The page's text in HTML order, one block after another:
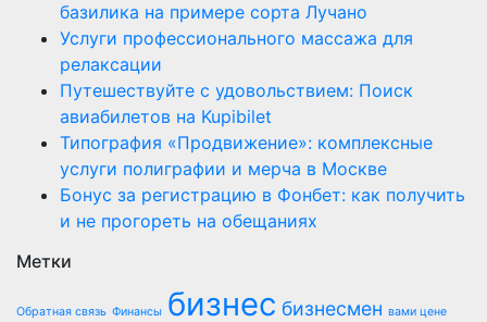
базилика на примере сорта Лучано
Услуги профессионального массажа для
релаксации
Путешествуйте с удовольствием: Поиск
авиабилетов на Kupibilet
Типография «Продвижение»: комплексные
услуги полиграфии и мерча в Москве
Бонус за регистрацию в Фонбет: как получить
и не прогореть на обещаниях
Метки
Обратная связь Финансы бизнес бизнесмен вами цене